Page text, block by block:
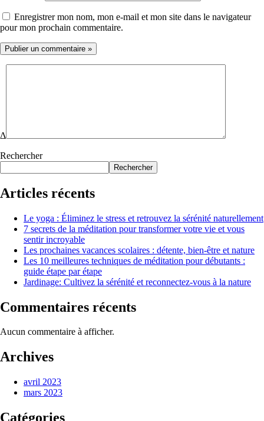
Enregistrer mon nom, mon e-mail et mon site dans le navigateur
pour mon prochain commentaire.
Δ
Rechercher
Rechercher
Articles récents
Le yoga : Éliminez le stress et retrouvez la sérénité naturellement
7 secrets de la méditation pour transformer votre vie et vous
sentir incroyable
Les prochaines vacances scolaires : détente, bien-être et nature
Les 10 meilleures techniques de méditation pour débutants :
guide étape par étape
Jardinage: Cultivez la sérénité et reconnectez-vous à la nature
Commentaires récents
Aucun commentaire à afficher.
Archives
avril 2023
mars 2023
Catégories